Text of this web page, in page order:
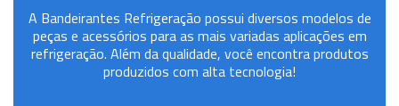
A Bandeirantes Refrigeração possui diversos modelos de
peças e acessórios para as mais variadas aplicações em
refrigeração. Além da qualidade, você encontra produtos
produzidos com alta tecnologia!